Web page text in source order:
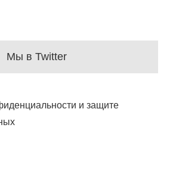
Мы в Twitter
и защите